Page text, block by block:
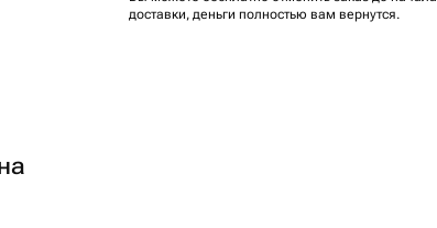
доставки, деньги полностью вам вернутся.